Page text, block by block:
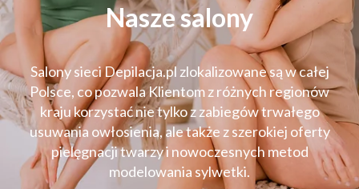
Nasze salony
Salony sieci Depilacja.pl zlokalizowane są w całej
Polsce, co pozwala Klientom z różnych regionów
kraju korzystać nie tylko z zabiegów trwałego
usuwania owłosienia, ale także z szerokiej oferty
pielęgnacji twarzy i nowoczesnych metod
modelowania sylwetki.